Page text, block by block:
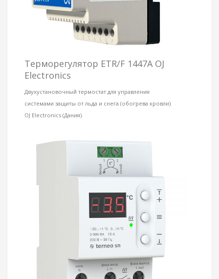
Терморегулятор ETR/F 1447A OJ
Electronics
Двухустановочный термостат для управления
системами защиты от льда и снега (обогрева кровли).
OJ Electronics (Дания).